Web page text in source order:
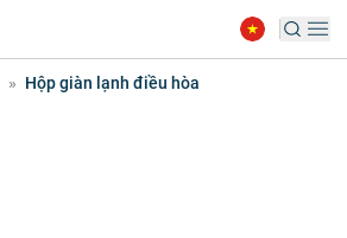
» Hộp giàn lạnh điều hòa